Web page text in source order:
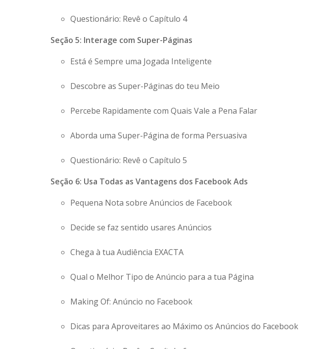
Questionário: Revê o Capítulo 4
Seção 5: Interage com Super-Páginas
Está é Sempre uma Jogada Inteligente
Descobre as Super-Páginas do teu Meio
Percebe Rapidamente com Quais Vale a Pena Falar
Aborda uma Super-Página de forma Persuasiva
Questionário: Revê o Capítulo 5
Seção 6: Usa Todas as Vantagens dos Facebook Ads
Pequena Nota sobre Anúncios de Facebook
Decide se faz sentido usares Anúncios
Chega à tua Audiência EXACTA
Qual o Melhor Tipo de Anúncio para a tua Página
Making Of: Anúncio no Facebook
Dicas para Aproveitares ao Máximo os Anúncios do Facebook